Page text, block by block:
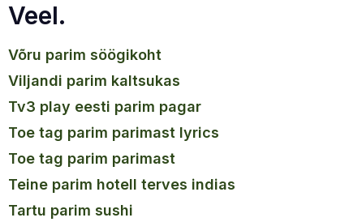
Veel.
võru parim söögikoht
viljandi parim kaltsukas
tv3 play eesti parim pagar
toe tag parim parimast lyrics
toe tag parim parimast
teine parim hotell terves indias
tartu parim sushi